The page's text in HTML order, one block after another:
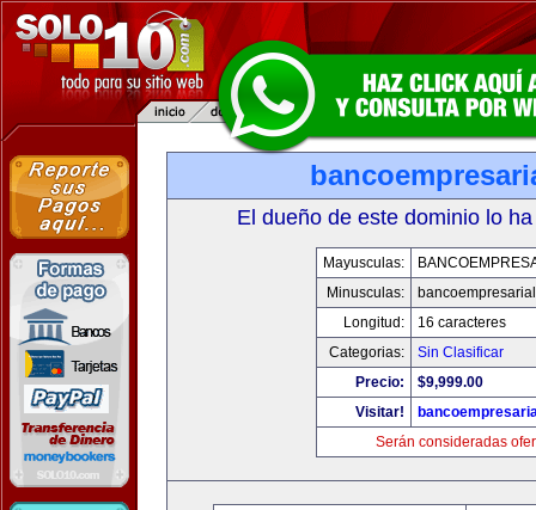
El dueño de este dominio lo
Mayusculas:
Minusculas:
Longitud:
16 caracteres
Categorias:
Sin Clasificar
Precio:
$9,999.00
Visitar!
Serán consideradas